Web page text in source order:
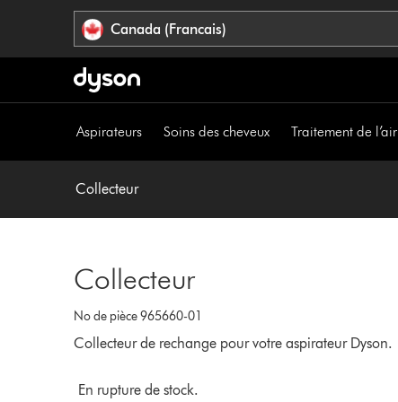
sauter
l’accessibilité
Canada (Francais)
Aspirateurs Soins des cheveux Traitement de l’air
Collecteur
Collecteur
No de pièce 965660-01
Collecteur de rechange pour votre aspirateur Dyson.
En rupture de stock.